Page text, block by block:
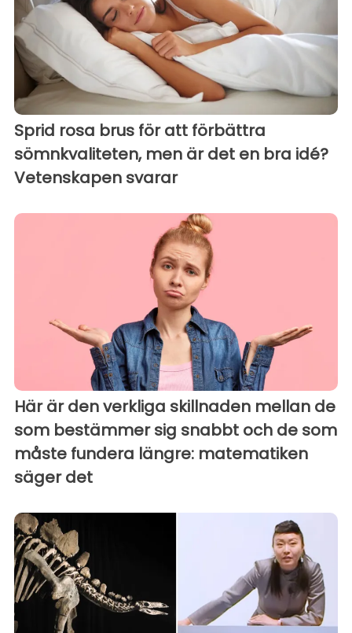
Sprid rosa brus för att förbättra
sömnkvaliteten, men är det en bra idé?
Vetenskapen svarar
Här är den verkliga skillnaden mellan de
som bestämmer sig snabbt och de som
måste fundera längre: matematiken
säger det